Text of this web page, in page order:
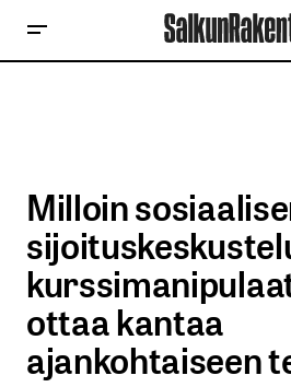
Milloin
ottaa kantaa
ajankohtaiseen